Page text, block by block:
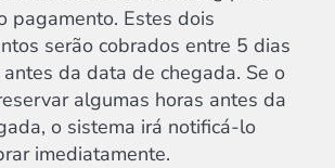
pagamento. Estes dois
serão cobrados entre 5 dias
da data de chegada. Se o
algumas horas antes da
o sistema irá notificá-lo
imediatamente.